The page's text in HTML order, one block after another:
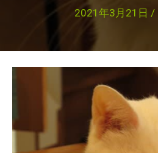
2021年3月21日 /